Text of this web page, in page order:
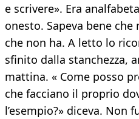
e scrivere». Era
onesto. Sapeva bene
che non ha. A letto lo
sfinito dalla stanchezza,
mattina. « Come posso
che facciano il proprio
l’esempio?» diceva. Non